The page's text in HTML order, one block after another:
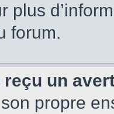
plus
forum.
reçu un
propre